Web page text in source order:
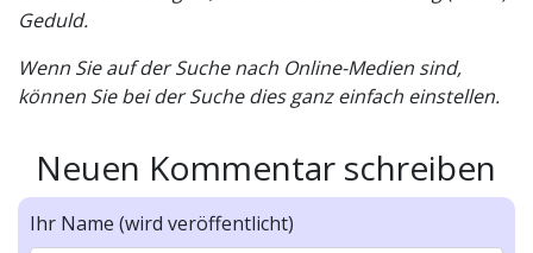
Geduld.
Wenn Sie auf der Suche nach Online-Medien sind,
können Sie bei der Suche dies ganz einfach einstellen.
Neuen Kommentar schreiben
Ihr Name (wird veröffentlicht)